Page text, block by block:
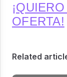
OFERTA!
Related